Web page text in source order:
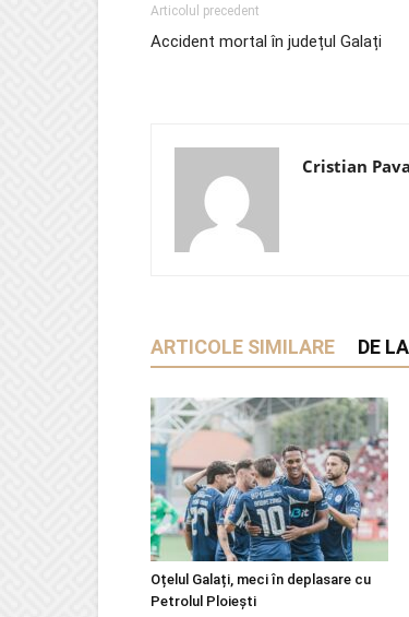
Articolul precedent
Accident mortal în județul Galați
Cristian
ARTICOLE SIMILARE DE
Oțelul Galați, meci în deplasare cu
Petrolul Ploiești